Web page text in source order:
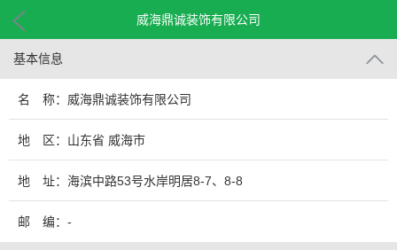
威海鼎诚装饰有限公司
基本信息
名 称：威海鼎诚装饰有限公司
地 区：山东省 威海市
地 址：海滨中路53号水岸明居8-7、8-8
邮 编：-